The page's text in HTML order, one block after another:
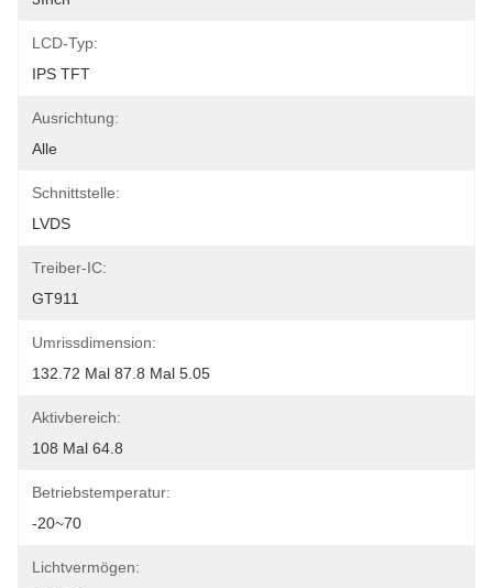
LCD-Typ:
IPS TFT
Ausrichtung:
Alle
Schnittstelle:
LVDS
Treiber-IC:
GT911
Umrissdimension:
132.72 Mal 87.8 Mal 5.05
Aktivbereich:
108 Mal 64.8
Betriebstemperatur:
-20~70
Lichtvermögen: